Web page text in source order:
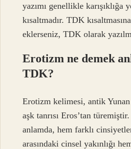
yazımı genellikle karışıklığa
kısaltmadır. TDK
eklerseniz, TDK olarak
Erotizm ne demek
TDK?
Erotizm kelimesi, antik
aşk tanrısı Eros’tan
anlamda, hem farklı
arasındaki cinsel yakınlığı